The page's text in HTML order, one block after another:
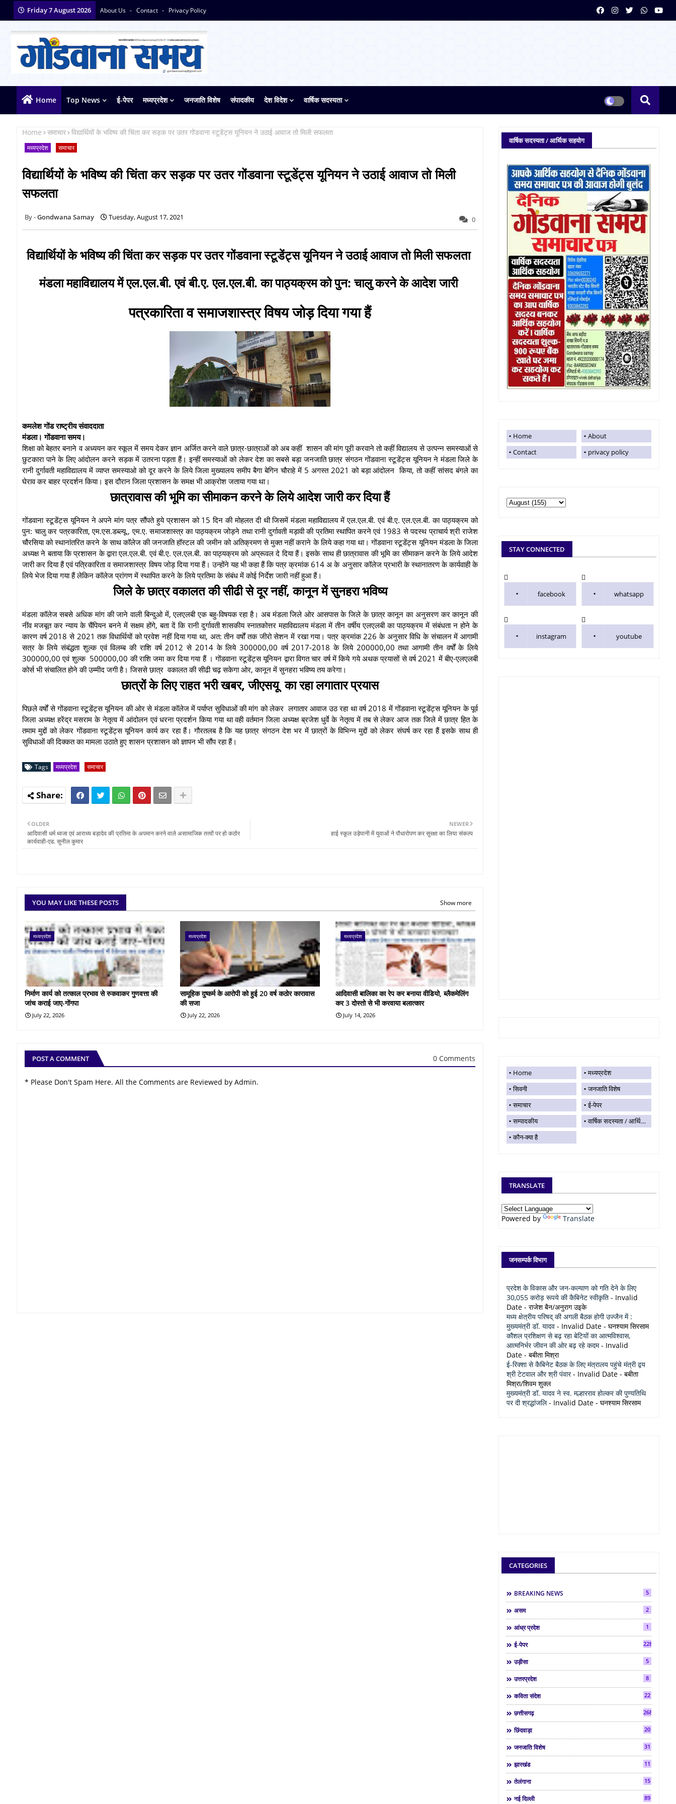
Friday 7 August 2026 About Us Contact Privacy Policy
Home Top News ई-पेपर मध्यप्रदेश जनजाति विशेष संपादकीय देश विदेश वार्षिक सदस्यता
Home समाचार विद्यार्थियों के भविष्य की चिंता कर सड़क पर उतर गोंडवाना स्टूडेंट्स यूनियन ने उठाई आवाज तो मिली सफलता
मध्यप्रदेश समाचार
विद्यार्थियों के भविष्य की चिंता कर सड़क पर उतर गोंडवाना स्टूडेंट्स यूनियन ने उठाई आवाज तो मिली
सफलता
Gondwana Samay Tuesday, August 17, 2021 0
विद्यार्थियों के भविष्य की चिंता कर सड़क पर उतर गोंडवाना स्टूडेंट्स यूनियन ने उठाई आवाज तो मिली सफलता
मंडला महाविद्यालय में एल.एल.बी. एवं बी.ए. एल.एल.बी. का पाठ्यक्रम को पुन: चालु करने के आदेश जारी
पत्रकारिता व समाजशास्त्र विषय जोड़ दिया गया हैं
कमलेश गोंड राष्ट्रीय संवाददाता
मंडला। गोंडवाना समय।
शिक्षा को बेहतर बनाने व अध्ययन कर स्कूल में समय देकर ज्ञान अर्जित करने वाले छात्र-छात्राओं को अब कहीं शासन की मांग पूरी करवाने तो कहीं विद्यालय से उत्पन्न समस्याओं से
छुटकारा पाने के लिए आंदोलन करने सड़क में उतरना पड़ता हैं। इन्हीं समस्याओं को लेकर देश का सबसे बड़ा जनजाति छात्र संगठन गोंडवाना स्टूडेंट्स यूनियन ने मंडला जिले के
रानी दुर्गावती महाविद्यालय में व्याप्त समस्याओ को दूर करने के लिये जिला मुख्यालय समीप बैगा बेगिन चौराहे में 5 अगस्त 2021 को बड़ा आंदोलन किया, तो कहीं सांसद बंगले का
घेराव कर बाहर प्रदर्शन किया। इस दौरान जिला प्रशासन के समक्ष भी आक्रोश जताया गया था।
छात्रावास की भूमि का सीमाकन करने के लिये आदेश जारी कर दिया हैं
गोंडवाना स्टूडेंट्स यूनियन ने अपने मांग पत्र सौंपते हुये प्रशासन को 15 दिन की मोहलत दी थी जिसमें मंडला महाविद्यालय में एल.एल.बी. एवं बी.ए. एल.एल.बी. का पाठ्यक्रम को
पुन: चालु कर पत्रकारिता, एम.एस.डब्ल्यू., एम.ए. समाजशास्त्र का पाठ्यक्रम जोड़ने तथा रानी दुर्गावती मड़ावी की प्रतिमा स्थापित करने एवं 1983 से पदस्थ प्राचार्य श्री राजेश
चौरसिया को स्थानांतरित करने के साथ कॉलेज की जनजाति हॉस्टल की जमीन को अतिक्रमण से मुक्त नहीं कराने के लिये कहा गया था। गोंडवाना स्टूडेंट्स यूनियन मंडला के जिला
अध्यक्ष ने बताया कि प्रशासन के द्वारा एल.एल.बी. एवं बी.ए. एल.एल.बी. का पाठ्यक्रम को अप्रूवल दे दिया हैं। इसके साथ ही छात्रावास की भूमि का सीमाकन करने के लिये आदेश
जारी कर दिया हैं एवं पत्रिकारिता व समाजशास्त्र विषय जोड़ दिया गया हैं। उन्होंने यह भी कहा हैं कि पत्र क्रमांक 614 अ के अनुसार कॉलेज प्रभारी के स्थानातरण के कार्यवाही के
लिये भेज दिया गया हैं लेकिन कॉलेज प्रांगण में स्थापित करने के लिये प्रतिमा के संबंध में कोई निर्देश जारी नहीं हुआ हैं।
जिले के छात्र वकालत की सीढी से दूर नहीं, कानून में सुनहरा भविष्य
मंडला कॉलेज सबसे अधिक मांग की जाने वाली बिन्दुओ में, एलएलबी एक बहु-विषयक रहा है। अब मंडला जिले ओर आसपास के जिले के छात्र कानून का अनुसरण कर कानून की
नींव मजबूत कर न्याय के चैंपियन बनने में सक्षम होंगे, बता दें कि रानी दुर्गावती शासकीय स्नातकोत्तर महाविद्यालय मंडला में तीन वर्षीय एलएलबी का पाठ्यक्रम में संबंधता न होने के
कारण वर्ष 2018 से 2021 तक विधार्थियों को प्रवेश नहीं दिया गया था, अत: तीन वर्षों तक जीरो सेशन में रखा गया। पत्र क्रमांक 226 के अनुसार विधि के संचालन में आगामी
सत्र के लिये संबंद्धता शुल्क एवं विलम्ब की राशि वर्ष 2012 से 2014 के लिये 300000,00 वर्ष 2017-2018 के लिये 200000,00 तथा आगामी तीन वर्षों के लिये
300000,00 एवं शुल्क 500000,00 की राशि जमा कर दिया गया हैं । गोंडवाना स्टूडेंट्स यूनियन द्वारा विगत चार वर्ष में किये गये अथक प्रयासों से वर्ष 2021 में बीए-एलएलबी
कोर्स भी संचालित होने की उम्मीद जगी है। जिससे छात्र वकालत की सीढी चढ़ सकेगा ओर, कानून में सुनहरा भविष्य तय करेगा।
छात्रों के लिए राहत भरी खबर, जीएसयू का रहा लगातार प्रयास
पिछले वर्षों से गोंडवाना स्टूडेंट्स यूनियन की ओर से मंडला कॉलेज में पर्याप्त सुविधाओं की मांग को लेकर लगातार आवाज उठ रहा था वर्ष 2018 में गोंडवाना स्टूडेंट्स यूनियन के पूर्व
जिला अध्यक्ष हरेंद्र मसराम के नेतृत्व में आंदोलन एवं धरना प्रदर्शन किया गया था वही वर्तमान जिला अध्यक्ष ब्रजेश धुर्वे के नेतृत्व में तब से लेकर आज तक जिले में छात्र हित के
तमाम मुद्दों को लेकर गोंडवाना स्टूडेंट्स यूनियन कार्य कर रहा हैं। गौरतलब है कि यह छात्र संगठन देश भर में छात्रों के विभिन्न मुद्दों को लेकर संघर्ष कर रहा हैं इसके साथ ही
सुविधाओं की दिक्कत का मामला उठाते हुए शासन प्रशासन को ज्ञापन भी सौंप रहा हैं।
Tags मध्यप्रदेश समाचार
NEWER
हाई स्कूल उड़ेपानी में युवाओं ने पौधारोपण कर सुरक्षा का लिया संकल्प
OLDER
आदिवासी धर्म ध्वजा एवं आराध्य बड़ादेव की प्रतिमा के अपमान करने वाले असामाजिक तत्वों पर हो कठोर
कार्यवाही-एड. सुनील कुमार
YOU MAY LIKE THESE POSTS Show more
मध्यप्रदेश
निर्माण कार्य को तत्काल प्रभाव से रुकवाकर गुणवत्ता की
जांच कराई जाए-गोंगपा
July 22, 2026
मध्यप्रदेश
सामूहिक दुष्कर्म के आरोपी को हुई 20 वर्ष कठोर कारावास
की सजा
July 22, 2026
मध्यप्रदेश
आदिवासी बालिका का रेप कर बनाया वीडियो, ब्लैकमेलिंग
कर 3 दोस्तो से भी करवाया बलात्कार
July 14, 2026
POST A COMMENT 0 Comments
* Please Don't Spam Here. All the Comments are Reviewed by Admin.
वार्षिक सदस्यता / आर्थिक सहयोग
Home
About
Contact
privacy policy
STAY CONNECTED
facebook whatsapp
instagram youtube
Home
मध्यप्रदेश
सिवनी
जनजाति विशेष
समाचार
ई-पेपर
सम्पादकीय
वार्षिक सदस्यता / आर्थिक सहयोग
कौन-क्या है
TRANSLATE
Powered by Translate
जनसम्पर्क विभाग
प्रदेश के विकास और जन-कल्याण को गति देने के लिए
30,055 करोड़ रूपये की कैबिनेट स्वीकृति - Invalid
Date - राजेश बैन/अनुराग उइके
मध्य क्षेत्रीय परिषद् की अगली बैठक होगी उज्जैन में :
मुख्यमंत्री डॉ. यादव - Invalid Date - घनश्याम सिरसाम
कौशल प्रशिक्षण से बढ़ रहा बेटियों का आत्मविश्वास,
आत्मनिर्भर जीवन की ओर बढ़ रहे कदम- Invalid
Date - बबीता मिश्रा
ई-रिक्शा से कैबिनेट बैठक के लिए मंत्रालय पहुंचे मंत्री द्वय
श्री टेटवाल और श्री पंवार- Invalid Date - बबीता
मिश्रा/शिवम शुक्ल
मुख्यमंत्री डॉ. यादव ने स्व. मल्हारराव होल्कर की पुण्यतिथि
पर दी श्रद्धांजलि- Invalid Date - घनश्याम सिरसाम
CATEGORIES
BREAKING NEWS 5
असम 2
आंध्र प्रदेश 1
ई-पेपर 2286
उड़ीसा 5
उत्तरप्रदेश 8
कविता संदेश 22
छत्तीसगढ़ 268
छिंदवाड़ा 20
जनजाति विशेष 31
झारखंड 11
तेलंगाना 15
नई दिल्ली 89